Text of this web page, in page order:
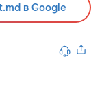
в Google